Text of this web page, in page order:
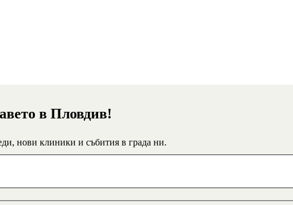
в Пловдив!
нови клиники и събития в града ни.